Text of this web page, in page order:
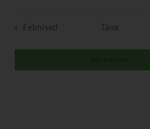
Eelmised SündmusedTäna